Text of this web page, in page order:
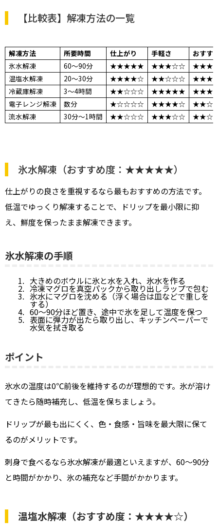
【比較表】解凍方法の一覧
解凍方法 所要時間 仕上がり 手軽さ
おすす
氷水解凍
60〜90分 ★★★★★ ★★★☆☆
温塩水解凍
20〜30分 ★★★★☆ ★★☆☆☆
冷蔵庫解凍
3〜4時間 ★★☆☆☆ ★★★★★
電子レンジ解凍
数分 ★☆☆☆☆ ★★★★☆
流水解凍
30分〜1時間 ★★☆☆☆ ★★★☆☆
氷水解凍（おすすめ度：★★★★★）
仕上がりの良さを重視するなら最もおすすめの方法です。
低温でゆっくり解凍することで、ドリップを最小限に抑
え、鮮度を保ったまま解凍できます。
氷水解凍の手順
大きめのボウルに氷と水を入れ、氷水を作る
冷凍マグロを真空パックから取り出しラップで包む
氷水にマグロを沈める（浮く場合は皿などで重しを
する）
60〜90分ほど置き、途中で氷を足して温度を保つ
表面に弾力が出たら取り出し、キッチンペーパーで
水気を拭き取る
ポイント
氷水の温度は0℃前後を維持するのが理想的です。氷が溶け
てきたら随時補充し、低温を保ちましょう。
ドリップが最も出にくく、色・食感・旨味を最大限に保て
るのがメリットです。
刺身で食べるなら氷水解凍が最適といえますが、60〜90分
と時間がかかり、氷の補充など手間がかかります。
温塩水解凍（おすすめ度：★★★★☆）